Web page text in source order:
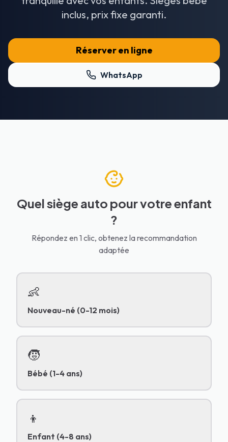
inclus, prix fixe garanti.
Réserver en ligne
WhatsApp
Quel siège auto pour votre enfant
?
Répondez en 1 clic, obtenez la recommandation
adaptée
👶
Nouveau-né (0-12 mois)
🧒
Bébé (1-4 ans)
👦
Enfant (4-8 ans)